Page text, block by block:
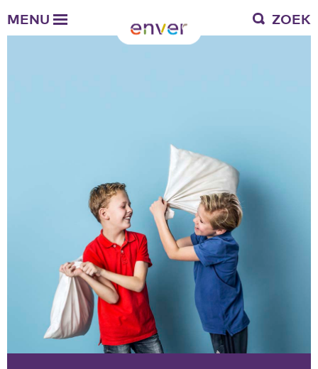
MENU ZOEK
Waar we voor staan
Enver als werkgever
Vrienden van Enver
Onze vrienden
Werkwijze
Contactgegevens
Zakelijke gegevens